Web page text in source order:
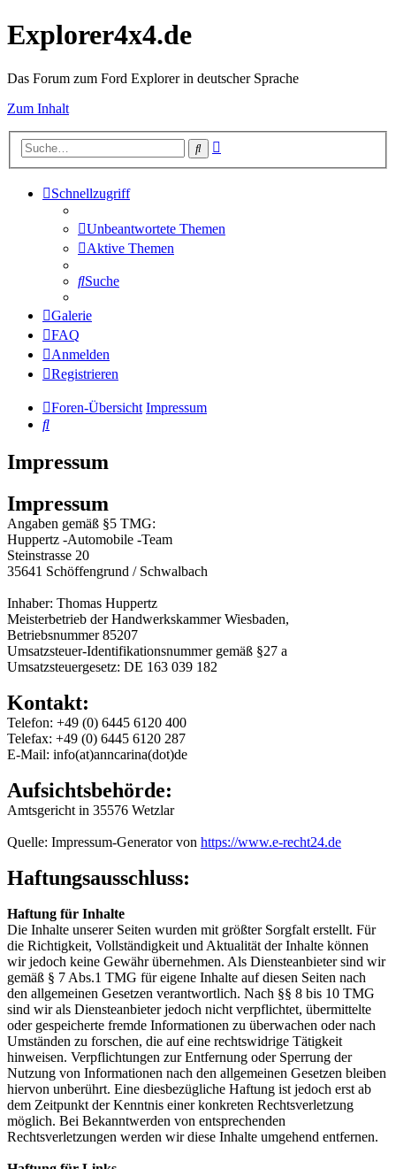
Explorer4x4.de
Das Forum zum Ford Explorer in deutscher Sprache
Zum Inhalt
Suche
Schnellzugriff
Unbeantwortete Themen
Aktive Themen
Suche
Galerie
FAQ
Anmelden
Registrieren
Foren-Übersicht Impressum
Suche
Impressum
Impressum
Angaben gemäß §5 TMG:
Huppertz -Automobile -Team
Steinstrasse 20
35641 Schöffengrund / Schwalbach
Inhaber: Thomas Huppertz
Meisterbetrieb der Handwerkskammer Wiesbaden,
Betriebsnummer 85207
Umsatzsteuer-Identifikationsnummer gemäß §27 a
Umsatzsteuergesetz: DE 163 039 182
Kontakt:
Telefon: +49 (0) 6445 6120 400
Telefax: +49 (0) 6445 6120 287
E-Mail: info(at)anncarina(dot)de
Aufsichtsbehörde:
Amtsgericht in 35576 Wetzlar
Quelle: Impressum-Generator von https://www.e-recht24.de
Haftungsausschluss:
Haftung für Inhalte
Die Inhalte unserer Seiten wurden mit größter Sorgfalt erstellt. Für
die Richtigkeit, Vollständigkeit und Aktualität der Inhalte können
wir jedoch keine Gewähr übernehmen. Als Diensteanbieter sind wir
gemäß § 7 Abs.1 TMG für eigene Inhalte auf diesen Seiten nach
den allgemeinen Gesetzen verantwortlich. Nach §§ 8 bis 10 TMG
sind wir als Diensteanbieter jedoch nicht verpflichtet, übermittelte
oder gespeicherte fremde Informationen zu überwachen oder nach
Umständen zu forschen, die auf eine rechtswidrige Tätigkeit
hinweisen. Verpflichtungen zur Entfernung oder Sperrung der
Nutzung von Informationen nach den allgemeinen Gesetzen bleiben
hiervon unberührt. Eine diesbezügliche Haftung ist jedoch erst ab
dem Zeitpunkt der Kenntnis einer konkreten Rechtsverletzung
möglich. Bei Bekanntwerden von entsprechenden
Rechtsverletzungen werden wir diese Inhalte umgehend entfernen.